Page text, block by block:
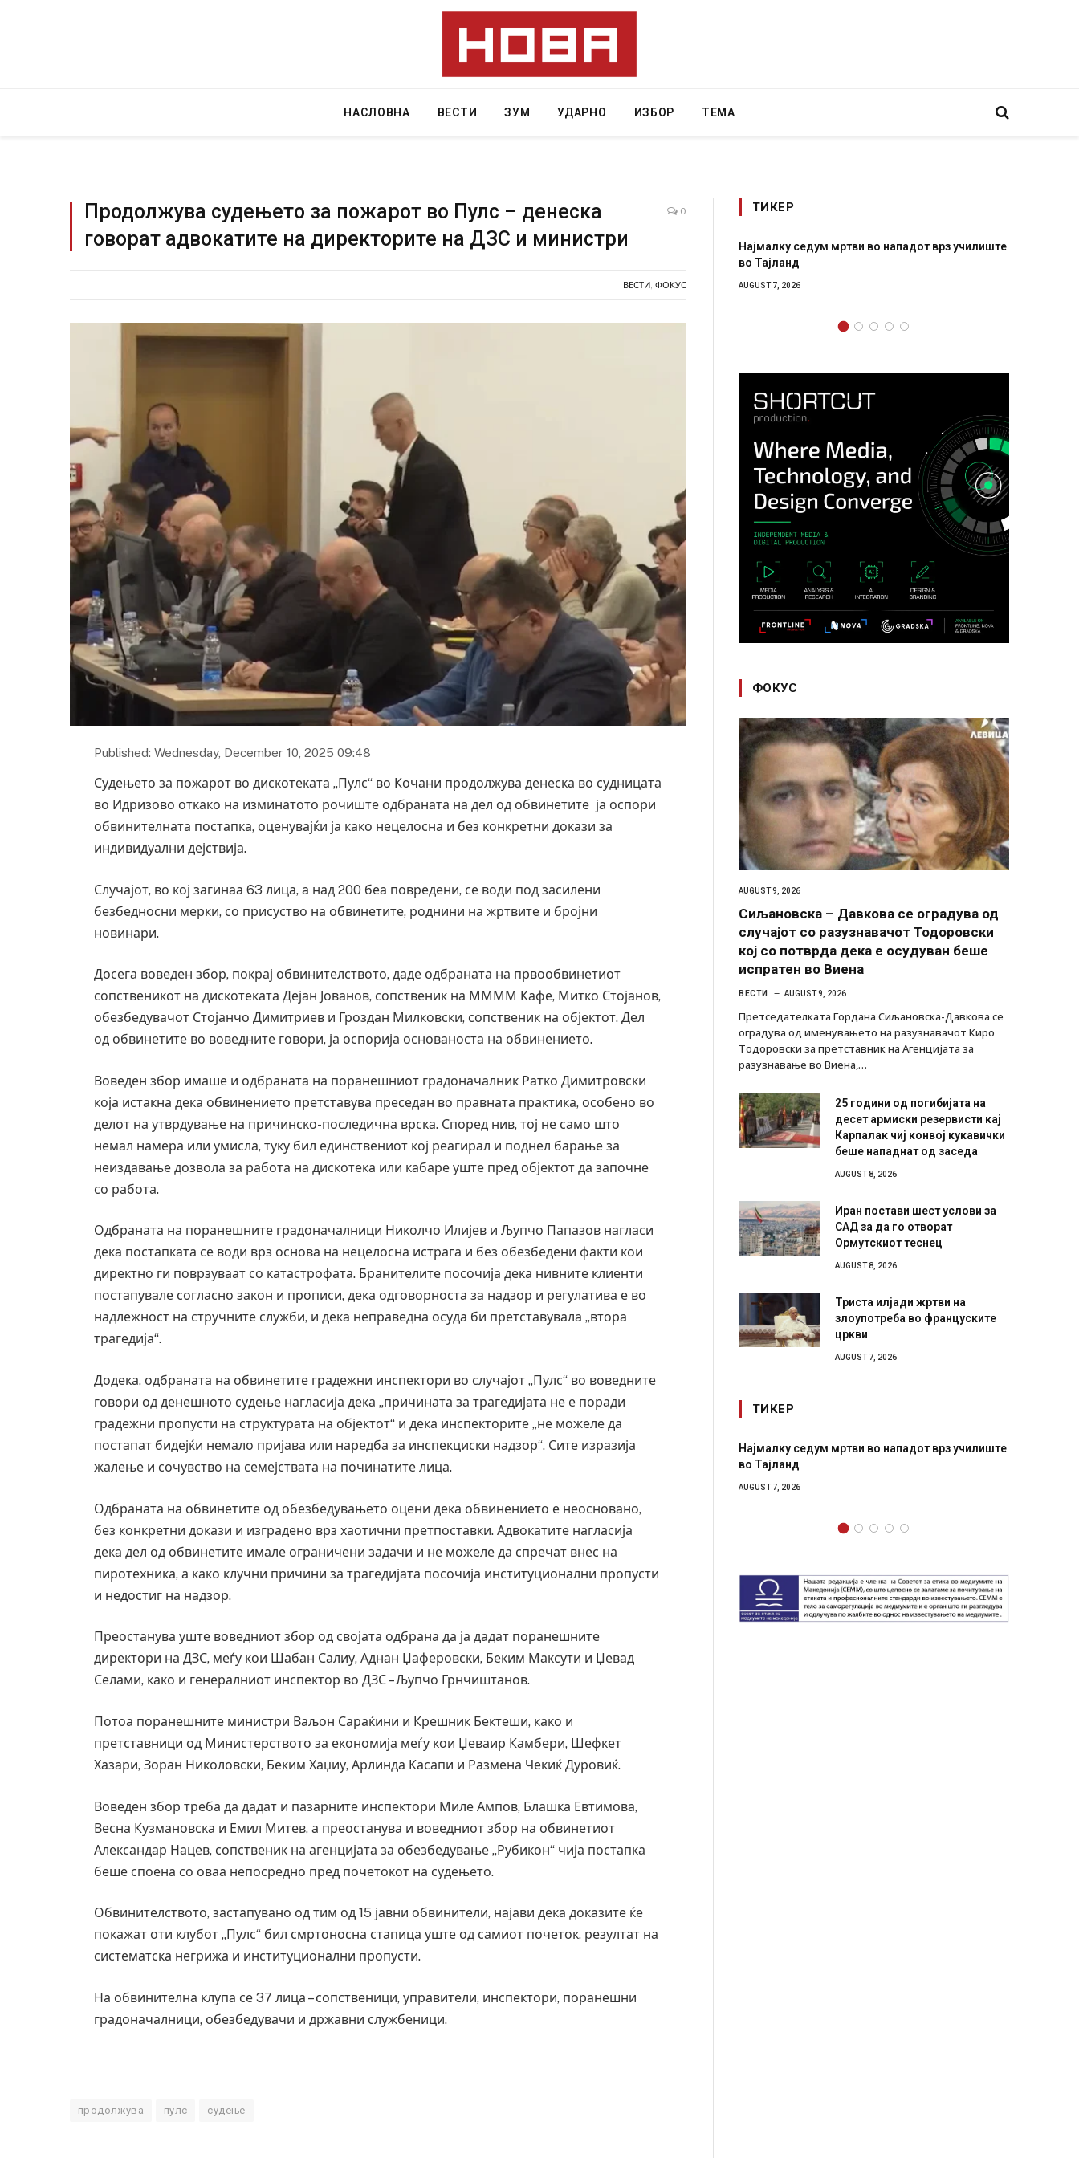
НАСЛОВНА ВЕСТИ ЗУМ УДАРНО ИЗБОР ТЕМА
Продолжува судењето за пожарот во Пулс – денеска
говорат адвокатите на директорите на ДЗС и министри
0
ВЕСТИ ФОКУС
Published: Wednesday, December 10, 2025 09:48
Судењето за пожарот во дискотеката „Пулс“ во Кочани продолжува денеска во судницата
во Идризово откако на изминатото рочиште одбраната на дел од обвинетите ја оспори
обвинителната постапка, оценувајќи ја како нецелосна и без конкретни докази за
индивидуални дејствија.
Случајот, во кој загинаа 63 лица, а над 200 беа повредени, се води под засилени
безбедносни мерки, со присуство на обвинетите, роднини на жртвите и бројни
новинари.
Досега воведен збор, покрај обвинителството, даде одбраната на првообвинетиот
сопственикот на дискотеката Дејан Јованов, сопственик на ММММ Кафе, Митко Стојанов,
обезбедувачот Стојанчо Димитриев и Гроздан Милковски, сопственик на објектот. Дел
од обвинетите во воведните говори, ја оспорија основаноста на обвинението.
Воведен збор имаше и одбраната на поранешниот градоначалник Ратко Димитровски
која истакна дека обвинението претставува преседан во правната практика, особено во
делот на утврдување на причинско-последична врска. Според нив, тој не само што
немал намера или умисла, туку бил единствениот кој реагирал и поднел барање за
неиздавање дозвола за работа на дискотека или кабаре уште пред објектот да започне
со работа.
Одбраната на поранешните градоначалници Николчо Илијев и Љупчо Папазов нагласи
дека постапката се води врз основа на нецелосна истрага и без обезбедени факти кои
директно ги поврзуваат со катастрофата. Бранителите посочија дека нивните клиенти
постапувале согласно закон и прописи, дека одговорноста за надзор и регулатива е во
надлежност на стручните служби, и дека неправедна осуда би претставувала „втора
трагедија“.
Додека, одбраната на обвинетите градежни инспектори во случајот „Пулс“ во воведните
говори од денешното судење нагласија дека „причината за трагедијата не е поради
градежни пропусти на структурата на објектот“ и дека инспекторите „не можеле да
постапат бидејќи немало пријава или наредба за инспекциски надзор“. Сите изразија
жалење и сочувство на семејствата на починатите лица.
Одбраната на обвинетите од обезбедувањето оцени дека обвинението е неосновано,
без конкретни докази и изградено врз хаотични претпоставки. Адвокатите нагласија
дека дел од обвинетите имале ограничени задачи и не можеле да спречат внес на
пиротехника, а како клучни причини за трагедијата посочија институционални пропусти
и недостиг на надзор.
Преостанува уште воведниот збор од својата одбрана да ја дадат поранешните
директори на ДЗС, меѓу кои Шабан Салиу, Аднан Џаферовски, Беким Максути и Џевад
Селами, како и генералниот инспектор во ДЗС – Љупчо Грнчиштанов.
Потоа поранешните министри Ваљон Сараќини и Крешник Бектеши, како и
претставници од Министерството за економија меѓу кои Џеваир Камбери, Шефкет
Хазари, Зоран Николовски, Беким Хаџиу, Арлинда Касапи и Размена Чекиќ Дуровиќ.
Воведен збор треба да дадат и пазарните инспектори Миле Ампов, Блашка Евтимова,
Весна Кузмановска и Емил Митев, а преостанува и воведниот збор на обвинетиот
Александар Нацев, сопственик на агенцијата за обезбедување „Рубикон“ чија постапка
беше споена со оваа непосредно пред почетокот на судењето.
Обвинителството, застапувано од тим од 15 јавни обвинители, најави дека доказите ќе
покажат оти клубот „Пулс“ бил смртоносна стапица уште од самиот почеток, резултат на
систематска негрижа и институционални пропусти.
На обвинителна клупа се 37 лица – сопственици, управители, инспектори, поранешни
градоначалници, обезбедувачи и државни службеници.
продолжува пулс судење
ТИКЕР
Уште двајца починаа од повредите во ресторан
Најмалку седум мртви во нападот врз училиште
СОЗИС: Украинците повеќе им веруваат на
генералите отколку на Зеленски
AUGUST 7, 2026
ФОКУС
AUGUST 9, 2026
Сиљановска – Давкова се оградува од
случајот со разузнавачот Тодоровски
кој со потврда дека е осудуван беше
испратен во Виена
ВЕСТИ AUGUST 9, 2026
Претседателката Гордана Сиљановска-Давкова се
оградува од именувањето на разузнавачот Киро
Тодоровски за претставник на Агенцијата за
разузнавање во Виена,…
25 години од погибијата на
десет армиски резервисти кај
Карпалак чиј конвој кукавички
беше нападнат од заседа
AUGUST 8, 2026
Иран постави шест услови за
САД за да го отворат
Ормутскиот теснец
AUGUST 8, 2026
Триста илјади жртви на
злоупотреба во француските
цркви
AUGUST 7, 2026
ТИКЕР
Уште двајца починаа од повредите во ресторан
во главниот град на Русуија – експлозивот бил
Најмалку седум мртви во нападот врз училиште
СОЗИС: Украинците повеќе им веруваат на